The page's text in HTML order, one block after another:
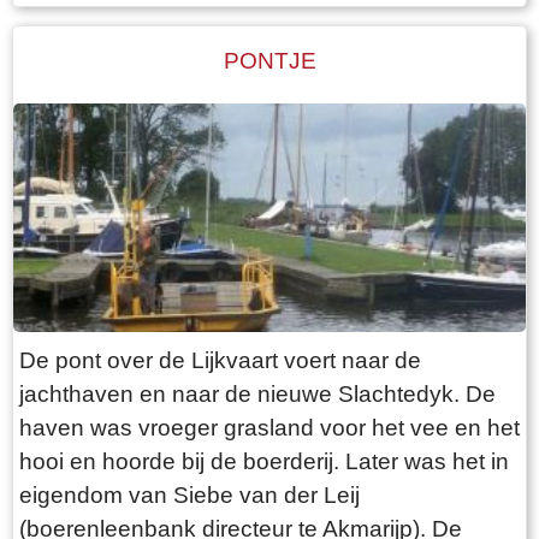
Walma State is één van de boerderijen op deze
zwanenjacht. Op oude kaarten staat naast de
boerderij nog een wier. In 1511 wordt er nog een
stinsgracht genoemd. Uit het Register van
aanbreng van 1511 blijkt dat Epa Ighaz “eijgen
geërffd” eigenaar is en Albert Hoytes pachtboer
op de grootste boerderij onder Folsgara. De
boerderij omvat dan LXXX (80) ponden land,
waarvan “36 ponden Hooijland, 31 ponden
Grasland en 7 ponden Reijdland”. Het land ten
zuiden van de boerderij wordt het “lege meden”
genoemd, waaraan het rijeedmeer (rietmeer) ligt.
Het rijeedland (rietland) ligt tegen de “die grote
Rien”. Verder is er nog “6 ponden saedlant
PONTJE
De pont over de Lijkvaart voert naar de
jachthaven en naar de nieuwe Slachtedyk. De
haven was vroeger grasland voor het vee en het
hooi en hoorde bij de boerderij. Later was het in
eigendom van Siebe van der Leij
(boerenleenbank directeur te Akmarijp). De